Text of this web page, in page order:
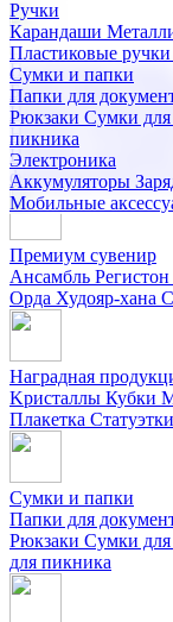
Ручки
Карандаши
Пластиковые ручки
Сумки и папки
Папки для
Рюкзаки Сумки для
пикника
Электроника
Аккумуляторы
Мобильные
Подарочные наборы
Бизнес наборы
Наборы из кожи
Наборы с
Наборы с кружками
флешками
Премиум сувенир
Ансамбль Регистон
Орда Худояр-хана
Наградная
Kристаллы Кубки
Плакетка Статуэтки
Сумки и папки
Папки для
Рюкзаки Сумки для
для пикника